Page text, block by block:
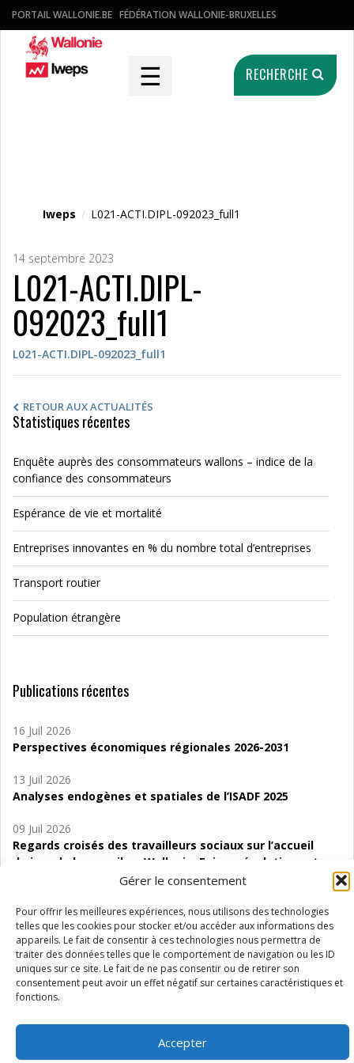
Gérer le consentement
Pour offrir les meilleures expériences, nous utilisons des technologies
telles que les cookies pour stocker et/ou accéder aux informations des
appareils. Le fait de consentir à ces technologies nous permettra de
traiter des données telles que le comportement de navigation ou les ID
uniques sur ce site. Le fait de ne pas consentir ou de retirer son
consentement peut avoir un effet négatif sur certaines caractéristiques et
fonctions.
Accepter
PORTAIL WALLONIE.BE FÉDÉRATION WALLONIE-BRUXELLES
☰ RECHERCHE
Iweps / L021-ACTI.DIPL-092023_full1
14 septembre 2023
L021-ACTI.DIPL-
092023_full1
L021-ACTI.DIPL-092023_full1
RETOUR AUX ACTUALITÉS
Statistiques récentes
Enquête auprès des consommateurs wallons – indice de la
confiance des consommateurs
Espérance de vie et mortalité
Entreprises innovantes en % du nombre total d’entreprises
Transport routier
Population étrangère
Publications récentes
16 Juil 2026
Perspectives économiques régionales 2026-2031
13 Juil 2026
Analyses endogènes et spatiales de l’ISADF 2025
09 Juil 2026
Regards croisés des travailleurs sociaux sur l’accueil
de jour de bas seuil en Wallonie. Enjeux, évolutions et
06 Juil 2026
Étude d’évaluabilité des Structures
d’accompagnement à l’autocréation d’emploi (SAACE)
01 Juil 2026
Pénurie du personnel infirmier :quels indicateurs
Wallonie ?